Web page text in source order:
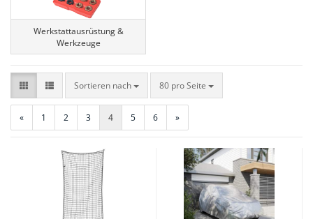
Werkstattausrüstung &
Werkzeuge
Sortieren nach
Sortieren nach 80 pro Seite
pro Seite
« 1 2 3 4 5 6 »